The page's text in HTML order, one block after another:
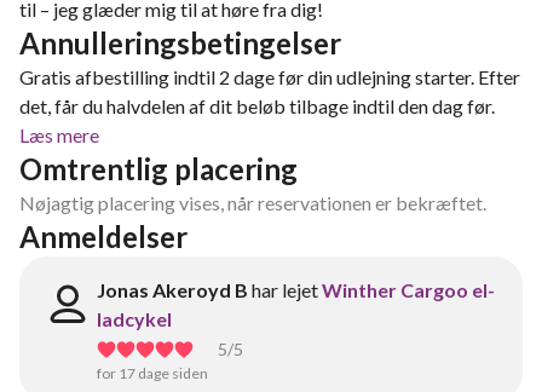
til – jeg glæder mig til at høre fra dig!
Annulleringsbetingelser
Gratis afbestilling indtil 2 dage før din udlejning starter. Efter
det, får du halvdelen af dit beløb tilbage indtil den dag før.
Læs mere
Omtrentlig placering
Nøjagtig placering vises, når reservationen er bekræftet.
Anmeldelser
Jonas Akeroyd B har lejetWinther Cargoo el-
ladcykel
5/5
for 17 dage siden